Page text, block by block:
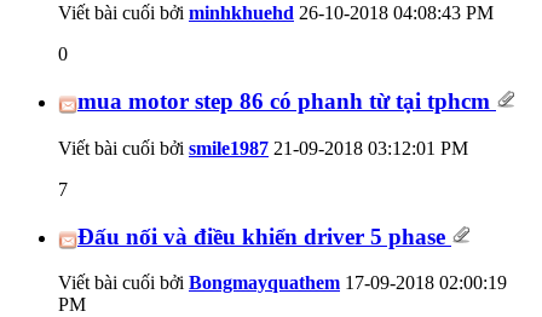
Viết bài cuối bởi minhkhuehd 26-10-2018 04:08:43 PM
0
mua motor step 86 có phanh từ tại tphcm
Viết bài cuối bởi smile1987 21-09-2018 03:12:01 PM
7
Đấu nối và điều khiển driver 5 phase
Viết bài cuối bởi Bongmayquathem 17-09-2018 02:00:19
PM